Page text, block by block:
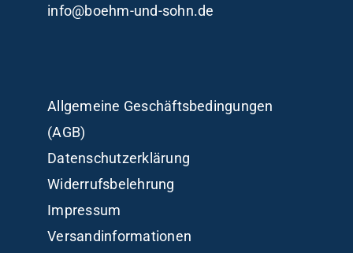
info@boehm-und-sohn.de
Allgemeine Geschäftsbedingungen
(AGB)
Datenschutzerklärung
Widerrufsbelehrung
Impressum
Versandinformationen